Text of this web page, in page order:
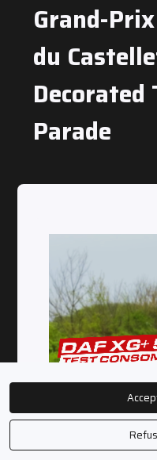
Grand-
du
Decorated
Parade
ESSAI
530